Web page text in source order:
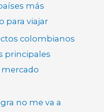
más
para viajar
colombianos
principales
no me va a